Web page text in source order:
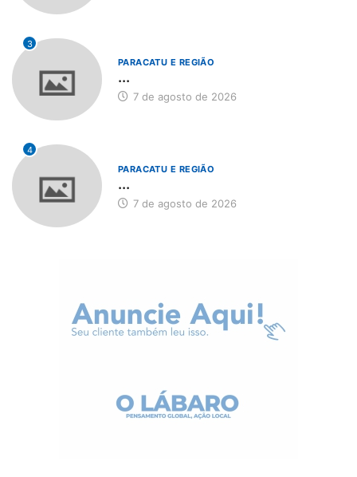
3
PARACATU E REGIÃO
...
7 de agosto de 2026
4
PARACATU E REGIÃO
...
7 de agosto de 2026